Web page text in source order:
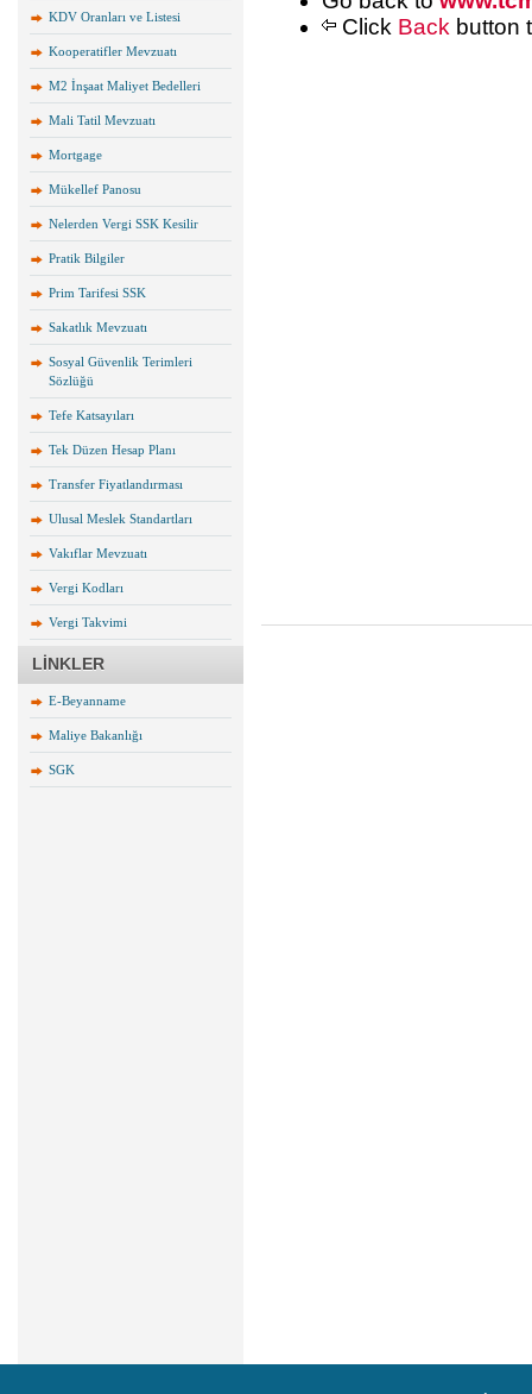
KDV Oranları ve Listesi
Kooperatifler Mevzuatı
M2 İnşaat Maliyet Bedelleri
Mali Tatil Mevzuatı
Mortgage
Mükellef Panosu
Nelerden Vergi SSK Kesilir
Pratik Bilgiler
Prim Tarifesi SSK
Sakatlık Mevzuatı
Sosyal Güvenlik Terimleri
Sözlüğü
Tefe Katsayıları
Tek Düzen Hesap Planı
Transfer Fiyatlandırması
Ulusal Meslek Standartları
Vakıflar Mevzuatı
Vergi Kodları
Vergi Takvimi
LİNKLER
E-Beyanname
Maliye Bakanlığı
SGK